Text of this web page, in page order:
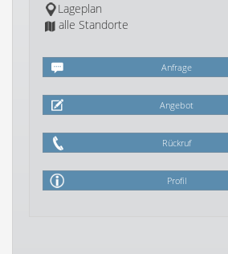
Lageplan
alle Standorte
Anfrage
Angebot
Rückruf
Profil